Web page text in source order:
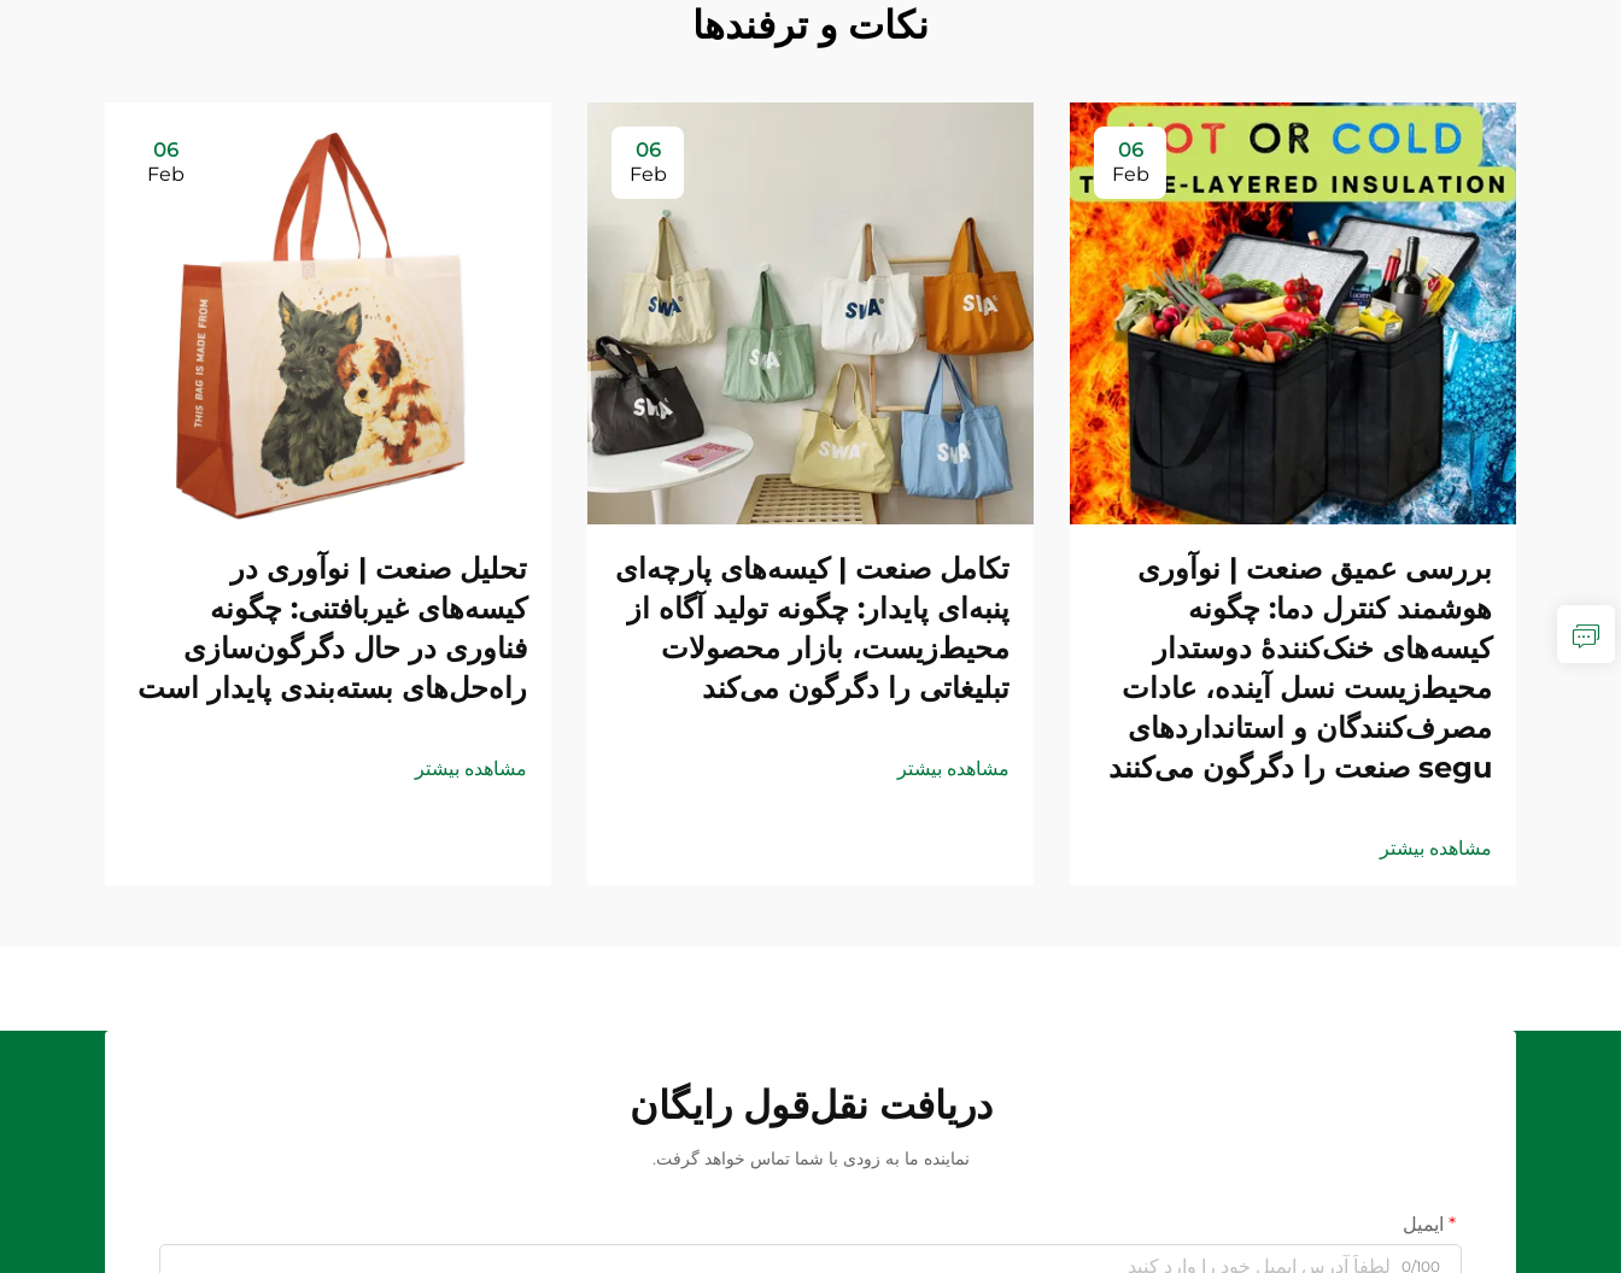
نکات و ترفندها
06
Feb
بررسی عمیق صنعت | نوآوری
هوشمند کنترل دما: چگونه
کیسه‌های خنک‌کنندهٔ دوستدار
محیط‌زیست نسل آینده، عادات
مصرف‌کنندگان و استانداردهای
segu صنعت را دگرگون می‌کنند
مشاهده بیشتر
06
Feb
تکامل صنعت | کیسه‌های پارچه‌ای
پنبه‌ای پایدار: چگونه تولید آگاه از
محیط‌زیست، بازار محصولات
تبلیغاتی را دگرگون می‌کند
مشاهده بیشتر
06
Feb
تحلیل صنعت | نوآوری در
کیسه‌های غیربافتنی: چگونه
فناوری در حال دگرگون‌سازی
راه‌حل‌های بسته‌بندی پایدار است
مشاهده بیشتر
دریافت نقل‌قول رایگان
نماینده ما به زودی با شما تماس خواهد گرفت.
ایمیل
0/100